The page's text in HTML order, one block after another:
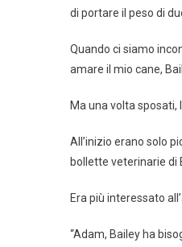
di portare il peso di
Quando ci siamo
amare il mio cane,
Ma una volta sposati,
All’inizio erano solo
bollette veterinarie di
Era più interessato
“Adam, Bailey ha